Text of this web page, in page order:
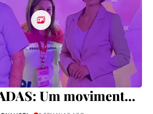
Um movimento